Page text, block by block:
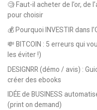
🧐 Faut-il acheter de l’or, de
pour choisir
💰 Pourquoi INVESTIR dans
💸 BITCOIN : 5 erreurs qui
les éviter !)
DESIGNRR (démo / avis) :
créer des ebooks
IDÉE de BUSINESS
(print on demand)